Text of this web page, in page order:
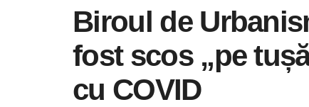
Biroul de
fost scos „pe
cu COVID